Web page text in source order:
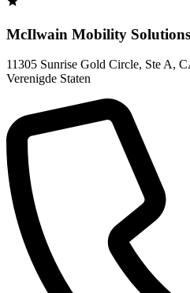
McIlwain Mobility Solutions
11305 Sunrise Gold Circle, Ste A,
Verenigde Staten